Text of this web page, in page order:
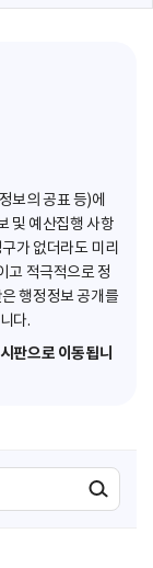
보의 공표 등)에
및 예산집행 사항
가 없더라도 미리
고 적극적으로 정
행정정보 공개를
다.
판으로 이동됩니
검색실행